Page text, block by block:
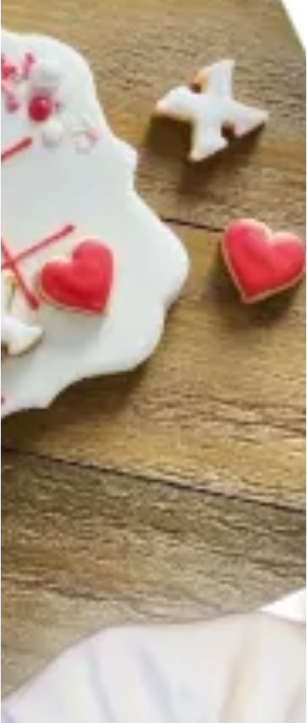
Curso de tacos de canasta en Aguascalientes
Curso de pasteles básicos en Aguascalientes
Curso de decoración de galletas en Aguascalientes
Curso de pasteles para diabeticos en Aguascalientes
Curso de galletas crumbl en Aguascalientes
Curso de pastel tendencia en Aguascalientes
Curso de postres para diabéticos en Aguascalientes